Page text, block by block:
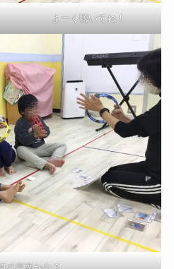
よーく聴いてね！